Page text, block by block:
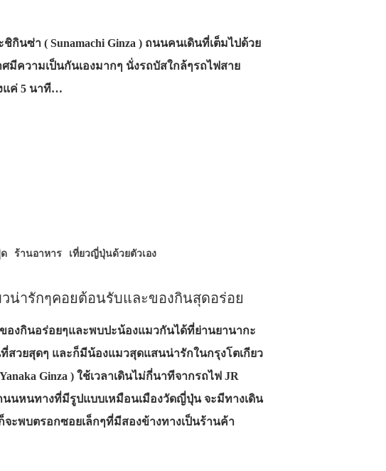
นซ่า ( Sunamachi Ginza ) ถนนคนเดินที่เต็มไปด้วย
มีความเป็นกันเองมากๆ นั่งรถบัสใกล้ๆรถไฟสาย
แค่ 5 นาที…
ร้านอาหาร เที่ยวญี่ปุ่นด้วยตัวเอง
น่ารักๆคอยต้อนรับและของกินสุดอร่อย
องกินอร่อยๆและพบปะน้องแมวกันได้ที่ย่านยานากะ
วยสุดๆ และก็มีน้องแมวสุดแสนน่ารักในกรุงโตเกียว
Ginza ) ใช้เวลาเดินไม่กี่นาทีจากรถไฟ JR
นหนทางที่มีรูปแบบเหมือนเมืองวัดญี่ปุ่น จะมีทางเดิน
ะพบตรอกซอยเล็กๆที่มีสองข้างทางเป็นร้านค้า